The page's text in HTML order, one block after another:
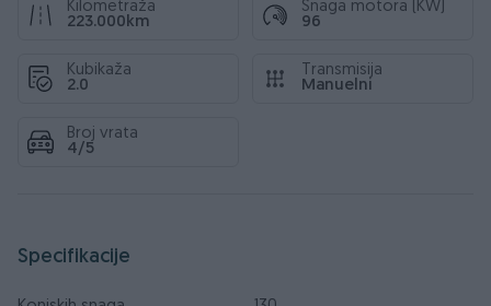
Kilometraža
223.000km
Snaga motora (KW)
96
Kubikaža
2.0
Transmisija
Manuelni
Broj vrata
4/5
Specifikacije